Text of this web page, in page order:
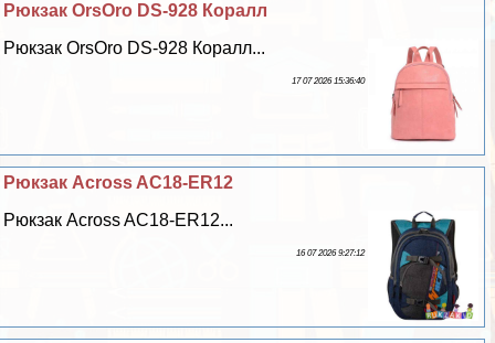
Рюкзак OrsOro DS-928 Коралл
Рюкзак OrsOro DS-928 Коралл...
17 07 2026 15:36:40
Рюкзак Across AC18-ER12
Рюкзак Across AC18-ER12...
16 07 2026 9:27:12